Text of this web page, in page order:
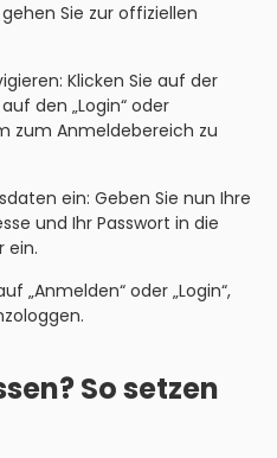
Sie zur offiziellen
Klicken Sie auf der
den „Login“ oder
zum Anmeldebereich zu
ein: Geben Sie nun Ihre
und Ihr Passwort in die
ein.
„Anmelden“ oder „Login“,
So setzen